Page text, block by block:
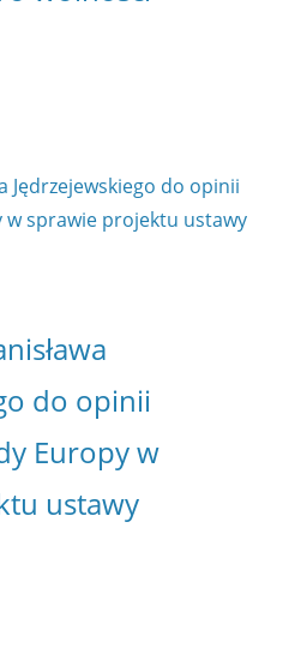
do opinii
Europy w
ustawy